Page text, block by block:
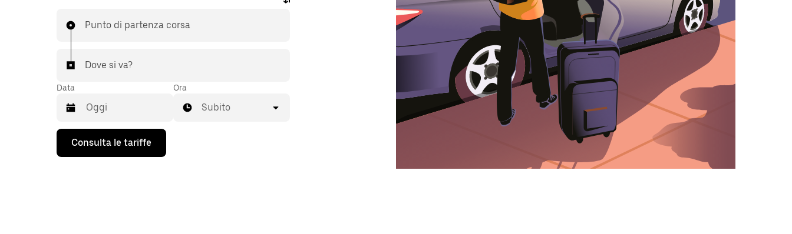
Punto di partenza corsa
Dove si va?
Data
Utilizza
tasto
Ora
Subito
Consulta le tariffe